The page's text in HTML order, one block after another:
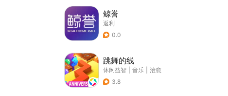
鲸誉
返利
0.0
跳舞的线
休闲益智 音乐
治愈
3.8